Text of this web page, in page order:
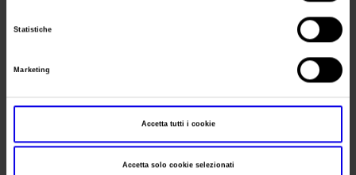
Statistiche
Marketing
Accetta tutti i cookie
Accetta solo cookie selezionati
Bilanci Societari
Indirizzo
V.LE MERCANZIA BLOCCO 2/B GALL. A -
40050 FUNO CENTERGROSS BOLOGNA ()
Telefono
Fax
051/864313
E-mail
info@acropoli.com